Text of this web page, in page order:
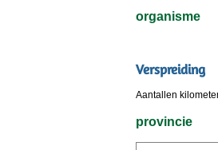
organisme
Verspreiding
Aantallen
provincie